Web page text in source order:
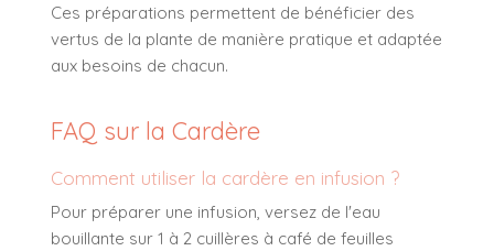
Ces préparations permettent de bénéficier des
vertus de la plante de manière pratique et adaptée
aux besoins de chacun.
FAQ sur la Cardère
Comment utiliser la cardère en infusion ?
Pour préparer une infusion, versez de l'eau
bouillante sur 1 à 2 cuillères à café de feuilles